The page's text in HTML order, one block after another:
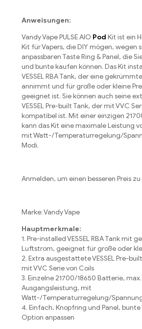
Anweisungen:
Vandy Vape PULSE AIO Pod Kit ist ein
Kit für Vapers, die DIY mögen, wegen
anpassbaren Taste Ring & Panel, die
und bunte kaufen können. Das Kit
VESSEL RBA Tank, der eine
annimmt und für große oder kleine
geeignet ist. Sie können auch seine
VESSEL Pre-built Tank, der mit VVC
kompatibel ist. Mit einer einzigen
kann das Kit eine maximale Leistung
mit Watt-/Temperaturregelung/
Modi.
Anmelden, um einen besseren Preis
Marke: Vandy Vape
Hauptmerkmale:
1. Pre-installed VESSEL RBA Tank mit
Luftstrom, geeignet für große oder
2. Extra ausgestattete VESSEL Pre-
mit VVC Serie von Coils
3. Einzelne 21700/18650 Batterie,
Ausgangsleistung, mit
Watt-/Temperaturregelung/
4. Einfach, Knopfring und Panel, bunte
Option anpassen